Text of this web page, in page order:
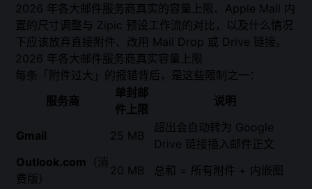
2026 年各大邮件服务商真实的容量上限、Apple Mail 内
置的尺寸调整与 Zipic 预设工作流的对比，以及什么情况
下应该放弃直接附件、改用 Mail Drop 或 Drive 链接。
2026 年各大邮件服务商真实容量上限
每条「附件过大」的报错背后，是这些限制之一：
服务商
单封邮
件上限
说明
Gmail 25 MB
超出会自动转为 Google
Drive 链接插入邮件正文
Outlook.com
（消
费版）
20 MB 总和 = 所有附件 + 内嵌图